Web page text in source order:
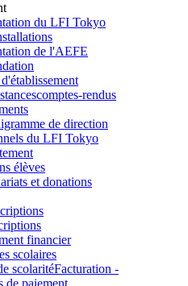
du LFI Tokyo
de l'AEFE
comptes-rendus
de direction
du LFI Tokyo
élèves
et donations
financier
scolaires
scolaritéFacturation -
de paiement